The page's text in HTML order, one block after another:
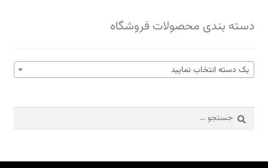
دسته بندی محصولات فروشگاه
یک دسته انتخاب نمایید
جستجو
برای: